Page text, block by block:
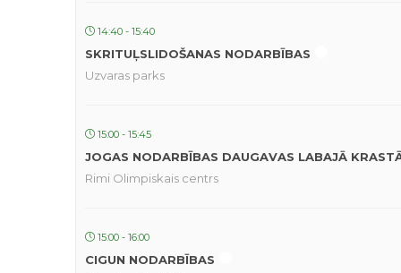
14:40 - 15:40
SKRITUĻSLIDOŠANAS NODARBĪBAS
Uzvaras parks
15:00 - 15:45
JOGAS NODARBĪBAS DAUGAVAS LABAJĀ
Rimi Olimpiskais centrs
15:00 - 16:00
CIGUN NODARBĪBAS